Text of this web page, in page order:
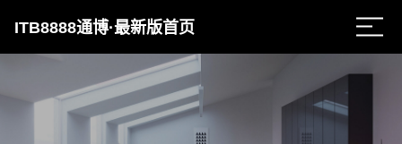
ITB8888通博·最新版首页